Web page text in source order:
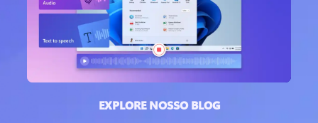
EXPLORE NOSSO BLOG